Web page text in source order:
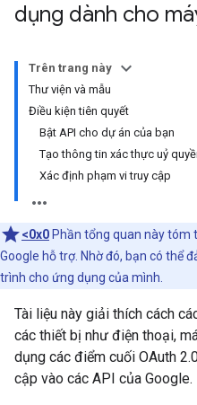
dụng dành cho
Trên trang này
Thư viện và mẫu
Điều kiện tiên quyết
Bật API cho dự án của bạn
Tạo thông tin xác thực uỷ
Xác định phạm vi truy cập
<0x0 Phần tổng quan này tóm
Google hỗ trợ. Nhờ đó, bạn có thể
trình cho ứng dụng của mình.
Tài liệu này giải thích cách
các thiết bị như điện thoại,
dụng các điểm cuối OAuth
cập vào các API của Google.